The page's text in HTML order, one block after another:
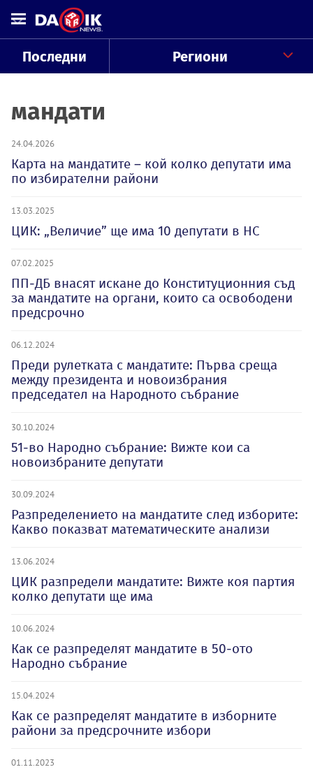
Последни Региони
мандати
24.04.2026
Карта на мандатите – кой колко депутати има
по избирателни райони
13.03.2025
ЦИК: „Величие” ще има 10 депутати в НС
07.02.2025
ПП-ДБ внасят искане до Конституционния съд
за мандатите на органи, които са освободени
предсрочно
06.12.2024
Преди рулетката с мандатите: Първа среща
между президента и новоизбрания
председател на Народното събрание
30.10.2024
51-во Народно събрание: Вижте кои са
новоизбраните депутати
30.09.2024
Разпределението на мандатите след изборите:
Какво показват математическите анализи
13.06.2024
ЦИК разпредели мандатите: Вижте коя партия
колко депутати ще има
10.06.2024
Как се разпределят мандатите в 50-ото
Народно събрание
15.04.2024
Как се разпределят мандатите в изборните
райони за предсрочните избори
01.11.2023